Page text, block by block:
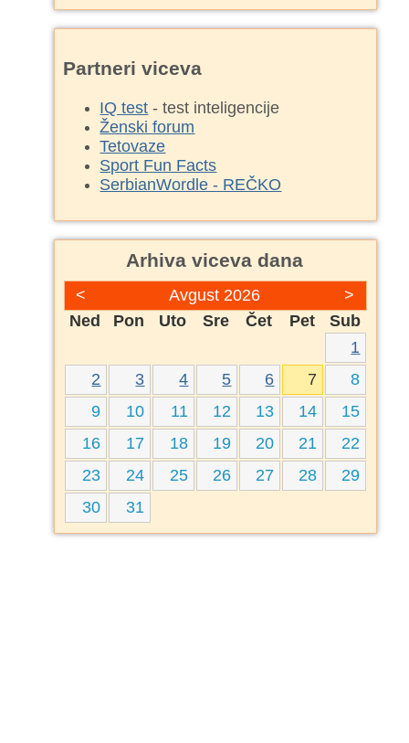
Partneri viceva
IQ test - test inteligencije
Ženski forum
Tetovaze
Sport Fun Facts
SerbianWordle - REČKO
Arhiva viceva dana
< >
Avgust 2026
Ned
Pon Uto Sre Čet Pet
Sub
1
2
3 4 5 6 7
8
9
10 11 12 13 14
15
16
17 18 19 20 21
22
23
24 25 26 27 28
29
30
31